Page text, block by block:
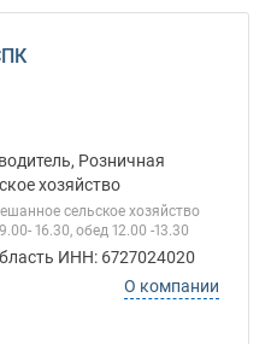
Розничная
хозяйство
сельское хозяйство
16.30, обед 12.00 -13.30
ИНН: 6727024020
О компании